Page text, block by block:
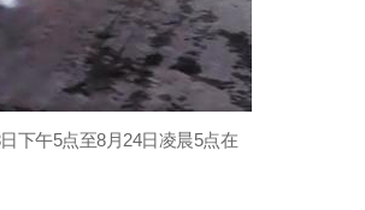
下午5点至8月24日凌晨5点在